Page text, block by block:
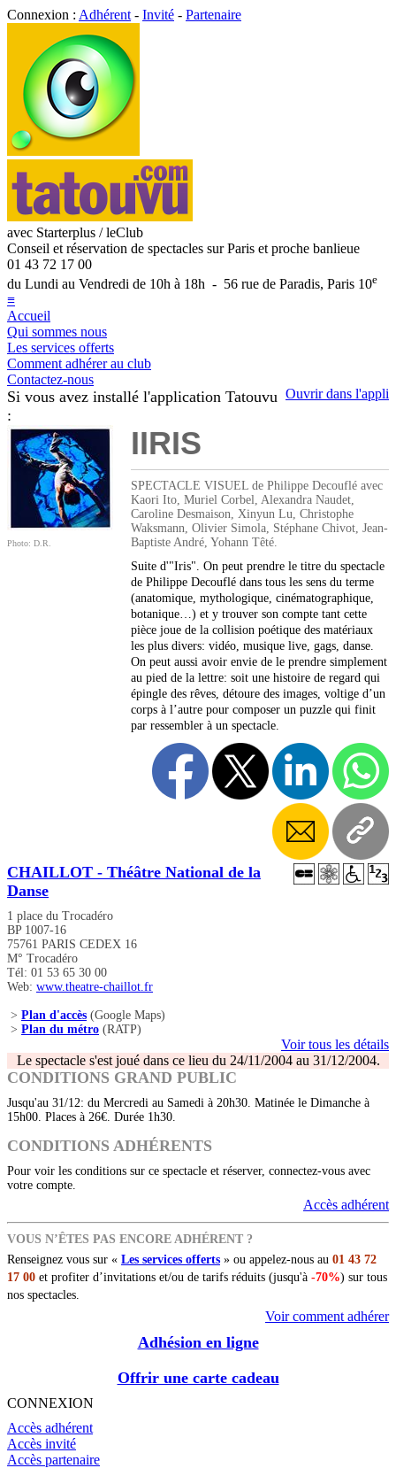
Connexion : Adhérent - Invité - Partenaire
avec Starterplus / leClub
Conseil et réservation de spectacles sur Paris et proche banlieue
01 43 72 17 00
du Lundi au Vendredi de 10h à 18h - 56 rue de Paradis, Paris 10e
≡
Accueil
Qui sommes nous
Les services offerts
Comment adhérer au club
Contactez-nous
Ouvrir dans l'appli
Si vous avez installé l'application Tatouvu
:
Photo: D.R.
IIRIS
SPECTACLE VISUEL de Philippe Decouflé avec
Kaori Ito, Muriel Corbel, Alexandra Naudet,
Caroline Desmaison, Xinyun Lu, Christophe
Waksmann, Olivier Simola, Stéphane Chivot, Jean-
Baptiste André, Yohann Têté.
Suite d'"Iris". On peut prendre le titre du spectacle
de Philippe Decouflé dans tous les sens du terme
(anatomique, mythologique, cinématographique,
botanique…) et y trouver son compte tant cette
pièce joue de la collision poétique des matériaux
les plus divers: vidéo, musique live, gags, danse.
On peut aussi avoir envie de le prendre simplement
au pied de la lettre: soit une histoire de regard qui
épingle des rêves, détoure des images, voltige d’un
corps à l’autre pour composer un puzzle qui finit
par ressembler à un spectacle.
CHAILLOT - Théâtre National de la
Danse
1 place du Trocadéro
BP 1007-16
75761 PARIS CEDEX 16
M° Trocadéro
Tél: 01 53 65 30 00
Web: www.theatre-chaillot.fr
> Plan d'accès (Google Maps)
> Plan du métro (RATP)
Voir tous les détails
Le spectacle s'est joué dans ce lieu du 24/11/2004 au 31/12/2004.
CONDITIONS GRAND PUBLIC
Jusqu'au 31/12: du Mercredi au Samedi à 20h30. Matinée le Dimanche à
15h00. Places à 26€. Durée 1h30.
CONDITIONS ADHÉRENTS
Pour voir les conditions sur ce spectacle et réserver, connectez-vous avec
votre compte.
Accès adhérent
VOUS N’ÊTES PAS ENCORE ADHÉRENT ?
Renseignez vous sur « Les services offerts » ou appelez-nous au 01 43 72
17 00 et profiter d’invitations et/ou de tarifs réduits (jusqu'à -70%) sur tous
nos spectacles.
Voir comment adhérer
Adhésion en ligne
Offrir une carte cadeau
CONNEXION
Accès adhérent
Accès invité
Accès partenaire